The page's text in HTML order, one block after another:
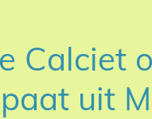
Calciet
uit